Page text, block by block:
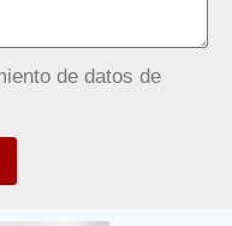
de datos de